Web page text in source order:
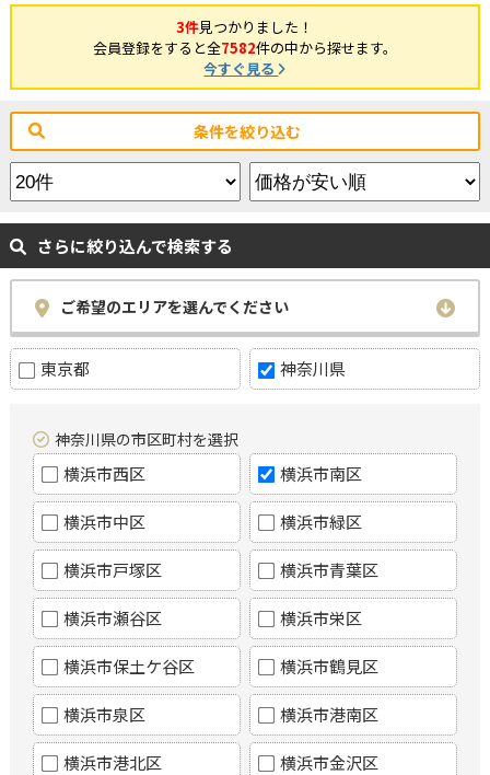
3件見つかりました！
会員登録をすると全7582件の中から探せます。
今すぐ見る
条件を絞り込む
さらに絞り込んで検索する
ご希望のエリアを選んでください
東京都 神奈川県
神奈川県の市区町村を選択
横浜市西区 横浜市南区
横浜市中区 横浜市緑区
横浜市戸塚区 横浜市青葉区
横浜市瀬谷区 横浜市栄区
横浜市保土ケ谷区 横浜市鶴見区
横浜市泉区 横浜市港南区
横浜市港北区 横浜市金沢区